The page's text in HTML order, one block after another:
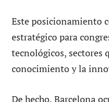
Este posicionamiento
estratégico para
tecnológicos, sectores
conocimiento y la
De hecho, Barcelona